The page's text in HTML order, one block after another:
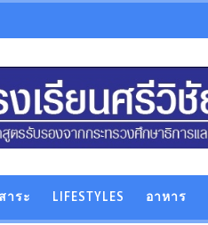
าระ LIFESTYLES อาหาร